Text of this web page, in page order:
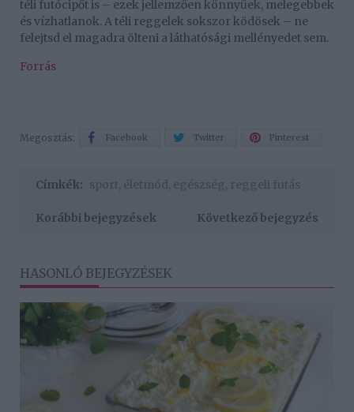
téli futócipőt is – ezek jellemzően könnyűek, melegebbek
és vízhatlanok. A téli reggelek sokszor ködösek – ne
felejtsd el magadra ölteni a láthatósági mellényedet sem.
Forrás
Megosztás: Facebook Twitter Pinterest
Címkék: sport életmód egészség reggeli futás
Korábbi bejegyzések Következő bejegyzés
HASONLÓ BEJEGYZÉSEK